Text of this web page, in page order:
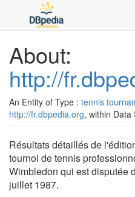
About:
http://
An Entity of Type : tennis
http://fr.dbpedia.org, within Data
Résultats détaillés de
tournoi de tennis
Wimbledon qui est disputée
juillet 1987.